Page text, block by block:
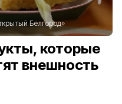
Белгород»
которые
внешность